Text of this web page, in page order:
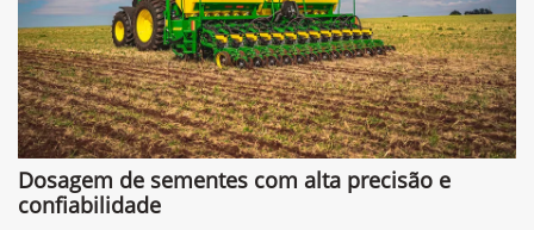
Dosagem de sementes com alta precisão e
confiabilidade